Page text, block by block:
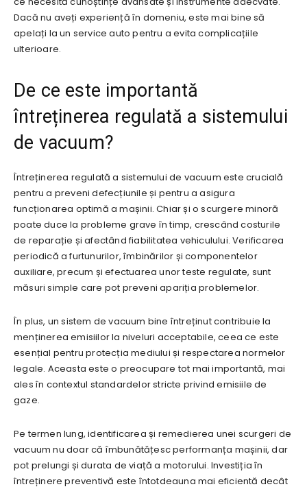
Dacă nu aveți experiență în domeniu, este mai bine să
apelați la un service auto pentru a evita complicațiile
ulterioare.
De ce este importantă
întreținerea regulată a sistemului
de vacuum?
Întreținerea regulată a sistemului de vacuum este crucială
pentru a preveni defecțiunile și pentru a asigura
funcționarea optimă a mașinii. Chiar și o scurgere minoră
poate duce la probleme grave în timp, crescând costurile
de reparație și afectând fiabilitatea vehiculului. Verificarea
periodică a furtunurilor, îmbinărilor și componentelor
auxiliare, precum și efectuarea unor teste regulate, sunt
măsuri simple care pot preveni apariția problemelor.
În plus, un sistem de vacuum bine întreținut contribuie la
menținerea emisiilor la niveluri acceptabile, ceea ce este
esențial pentru protecția mediului și respectarea normelor
legale. Aceasta este o preocupare tot mai importantă, mai
ales în contextul standardelor stricte privind emisiile de
gaze.
Pe termen lung, identificarea și remedierea unei scurgeri de
vacuum nu doar că îmbunătățesc performanța mașinii, dar
pot prelungi și durata de viață a motorului. Investiția în
întreținere preventivă este întotdeauna mai eficientă decât